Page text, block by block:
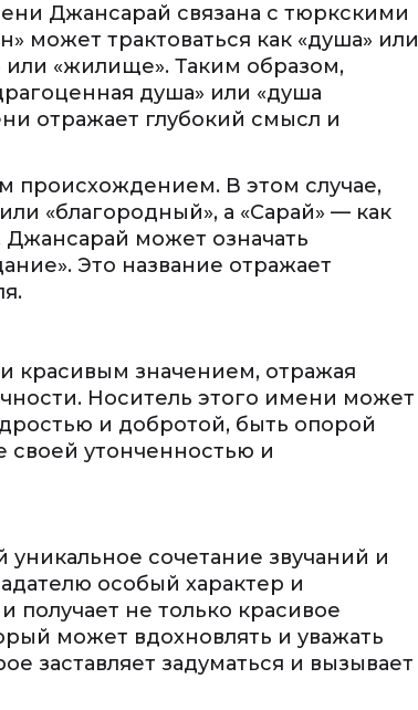
Джансарай связана с тюркскими
может трактоваться как «душа» или
или «жилище». Таким образом,
душа» или «душа
отражает глубокий смысл и
происхождением. В этом случае,
«благородный», а «Сарай» — как
Джансарай может означать
Это название отражает
красивым значением, отражая
Носитель этого имени может
и добротой, быть опорой
своей утонченностью и
сочетание звучаний и
особый характер и
получает не только красивое
может вдохновлять и уважать
заставляет задуматься и вызывает